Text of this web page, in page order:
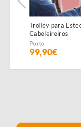
Trolley para
Cabeleireiros
Porto
99,90€